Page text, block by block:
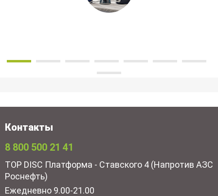
Контакты
8 800 500 21 41
TOP DISC Платформа - Ставского 4 (Напротив АЗС
Роснефть)
Ежедневно 9.00-21.00